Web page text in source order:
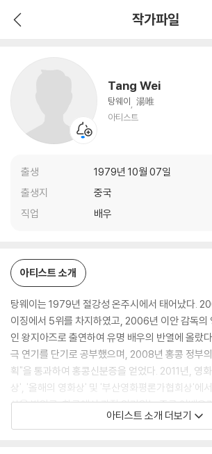
작가파일
Tang Wei
탕웨이 湯唯
아티스트
출생
1979년 10월 07일
출생지
중국
직업
배우
아티스트 소개
탕웨이는 1979년 절강성 온주시에서 태어났다.
이징에서 5위를 차지하였고, 2006년 이안 감독의
인 왕지아즈로 출연하여 유명 배우의 반열에 올랐
극 연기를 단기로 공부했으며, 2008년 홍콩 정부
획"을 통과하여 홍콩신분증을 얻었다. 2011년, 영
상', '올해의 영화상' 및 '부산영화평론가협회상'에
상을 받았고, 한국에서 가장 인기있는 중국 여배우
아티스트 소개 더보기